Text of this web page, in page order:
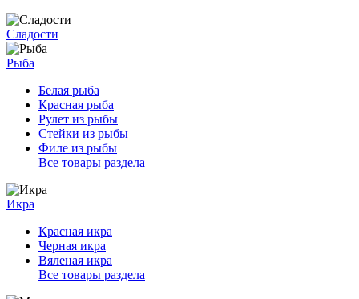
Сладости
Рыба
Белая рыба
Красная рыба
Рулет из рыбы
Стейки из рыбы
Филе из рыбы
Все товары раздела
Икра
Красная икра
Черная икра
Вяленая икра
Все товары раздела